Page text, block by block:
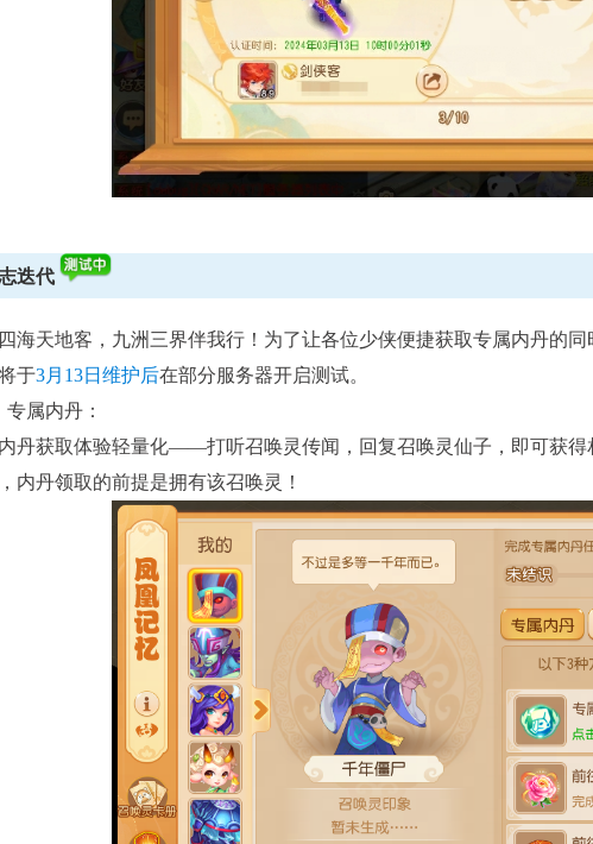
《梦幻西游》手游《蔬菜精灵》联动系列活动 《梦
迭代
海天地客，九洲三界伴我行！为了让各位少侠便捷获取专属内丹的
于3月13日维护后在部分服务器开启测试。
专属内丹：
丹获取体验轻量化——打听召唤灵传闻，回复召唤灵仙子，即可获得
内丹领取的前提是拥有该召唤灵！